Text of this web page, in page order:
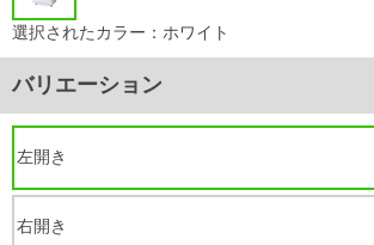
選択されたカラー：ホワイト
バリエーション
左開き
右開き